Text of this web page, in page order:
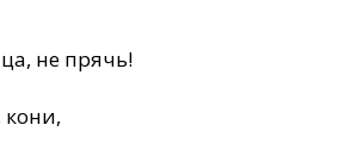
не прячь!
кони,